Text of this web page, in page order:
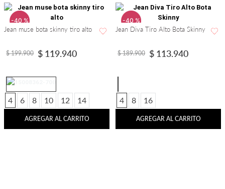
-40 %
Jean muse bota skinny tiro alto
$ 199.900 $ 119.940
4 6 8 10 12 14
AGREGAR AL CARRITO
-40 %
Jean Diva Tiro Alto Bota Skinny
$ 189.900 $ 113.940
4 8 16
AGREGAR AL CARRITO